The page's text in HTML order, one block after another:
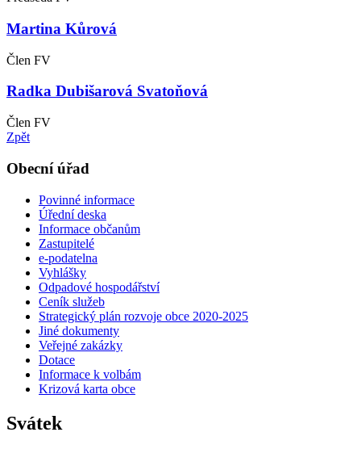
Martina Kůrová
Člen FV
Radka Dubišarová Svatoňová
Člen FV
Zpět
Obecní úřad
Povinné informace
Úřední deska
Informace občanům
Zastupitelé
e-podatelna
Vyhlášky
Odpadové hospodářství
Ceník služeb
Strategický plán rozvoje obce 2020-2025
Jiné dokumenty
Veřejné zakázky
Dotace
Informace k volbám
Krizová karta obce
Svátek